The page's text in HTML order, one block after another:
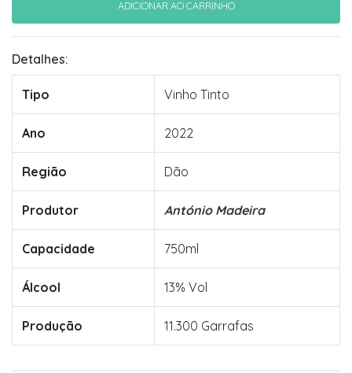
Detalhes:
Tipo Vinho Tinto
Ano 2022
Região Dão
Produtor António Madeira
Capacidade 750ml
Álcool 13% Vol
Produção 11.300 Garrafas